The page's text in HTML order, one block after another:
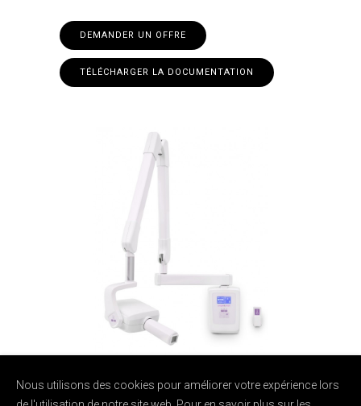
DEMANDER UN OFFRE
TÉLÉCHARGER LA DOCUMENTATION
Nous utilisons des cookies pour améliorer votre expérience lors